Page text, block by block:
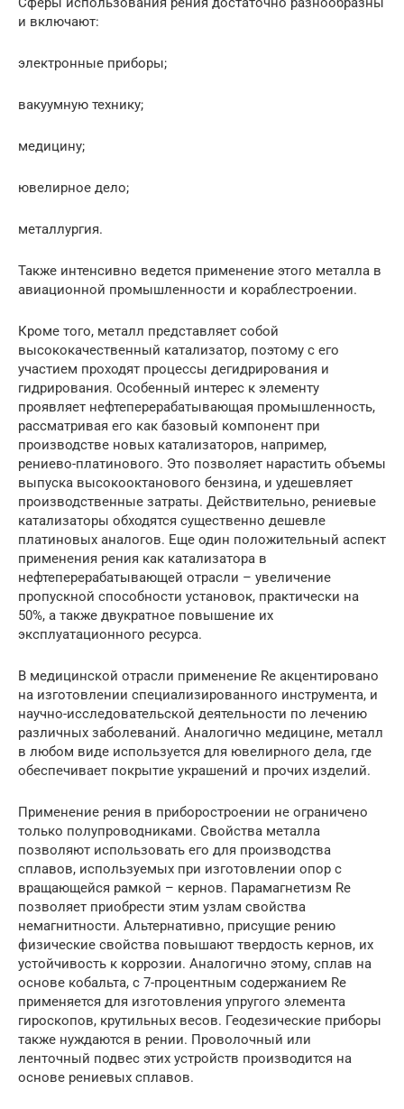
и включают:
электронные приборы;
вакуумную технику;
медицину;
ювелирное дело;
металлургия.
Также интенсивно ведется применение этого металла в
авиационной промышленности и кораблестроении.
Кроме того, металл представляет собой
высококачественный катализатор, поэтому с его
участием проходят процессы дегидрирования и
гидрирования. Особенный интерес к элементу
проявляет нефтеперерабатывающая промышленность,
рассматривая его как базовый компонент при
производстве новых катализаторов, например,
рениево-платинового. Это позволяет нарастить объемы
выпуска высокооктанового бензина, и удешевляет
производственные затраты. Действительно, рениевые
катализаторы обходятся существенно дешевле
платиновых аналогов. Еще один положительный аспект
применения рения как катализатора в
нефтеперерабатывающей отрасли – увеличение
пропускной способности установок, практически на
50%, а также двукратное повышение их
эксплуатационного ресурса.
В медицинской отрасли применение Re акцентировано
на изготовлении специализированного инструмента, и
научно-исследовательской деятельности по лечению
различных заболеваний. Аналогично медицине, металл
в любом виде используется для ювелирного дела, где
обеспечивает покрытие украшений и прочих изделий.
Применение рения в приборостроении не ограничено
только полупроводниками. Свойства металла
позволяют использовать его для производства
сплавов, используемых при изготовлении опор с
вращающейся рамкой – кернов. Парамагнетизм Re
позволяет приобрести этим узлам свойства
немагнитности. Альтернативно, присущие рению
физические свойства повышают твердость кернов, их
устойчивость к коррозии. Аналогично этому, сплав на
основе кобальта, с 7-процентным содержанием Re
применяется для изготовления упругого элемента
гироскопов, крутильных весов. Геодезические приборы
также нуждаются в рении. Проволочный или
ленточный подвес этих устройств производится на
основе рениевых сплавов.